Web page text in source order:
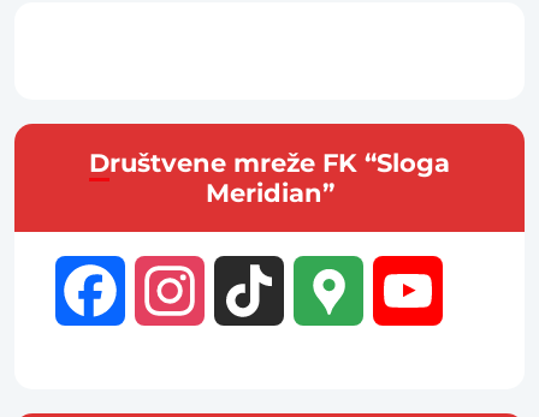
Društvene mreže FK “Sloga
Meridian”
Facebook Instagram TikTok Google